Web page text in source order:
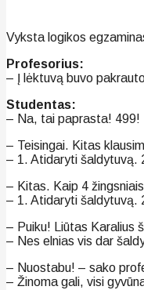
Vyksta logikos
Profesorius:
– Į lėktuvą buvo
Studentas:
– Na, tai paprasta! 499!
– Teisingai. Kitas
– 1. Atidaryti šaldytuvą.
– Kitas. Kaip 4
– 1. Atidaryti šaldytuvą.
– Puiku! Liūtas Karalius
– Nes elnias vis dar
– Nuostabu! – sako
– Žinoma gali, visi